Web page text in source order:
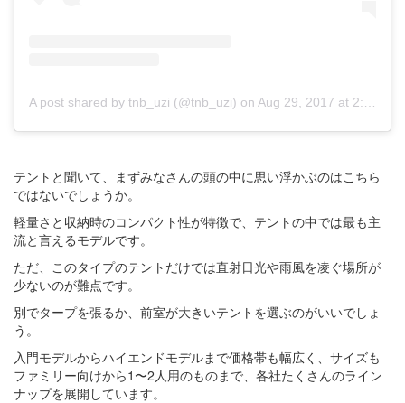
A post shared by tnb_uzi (@tnb_uzi) on Aug 29, 2017 at 2:19am PDT
テントと聞いて、まずみなさんの頭の中に思い浮かぶのはこちら
ではないでしょうか。
軽量さと収納時のコンパクト性が特徴で、テントの中では最も主
流と言えるモデルです。
ただ、このタイプのテントだけでは直射日光や雨風を凌ぐ場所が
少ないのが難点です。
別でタープを張るか、前室が大きいテントを選ぶのがいいでしょ
う。
入門モデルからハイエンドモデルまで価格帯も幅広く、サイズも
ファミリー向けから1〜2人用のものまで、各社たくさんのライン
ナップを展開しています。